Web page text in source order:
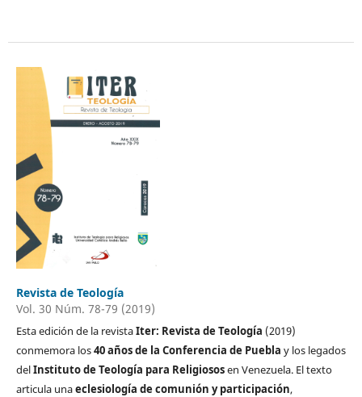
Revista de Teología
Vol. 30 Núm. 78-79 (2019)
Esta edición de la revistaIter: Revista de Teología (2019)
conmemora los40 años de la Conferencia de Puebla y los legados
delInstituto de Teología para Religiososen Venezuela. El texto
articula unaeclesiología de comunión y participación,